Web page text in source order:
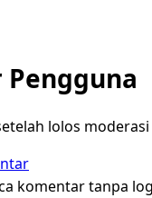
lolos
komentar tanpa